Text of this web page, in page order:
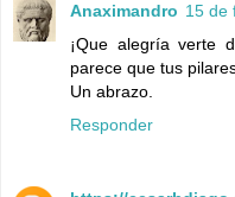
Anaximandro 15 de
¡Que alegría verte
parece que tus
Un abrazo.
Responder